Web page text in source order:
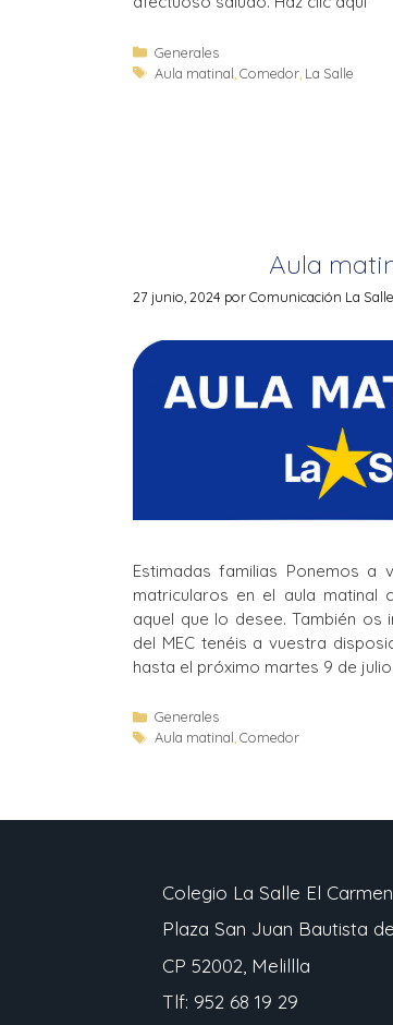
Generales
Aula matinal ,Comedor La Salle
Aula
27 junio, 2024 porComunicación La
Estimadas familias Ponemos a
matricularos en el aula
aquel que lo desee. También
del MEC tenéis a vuestra
hasta el próximo martes 9 de
Generales
Aula matinal ,Comedor
Colegio La Salle El Carmen
Plaza San Juan Bautista
CP 52002, Melillla
Tlf: 952 68 19 29